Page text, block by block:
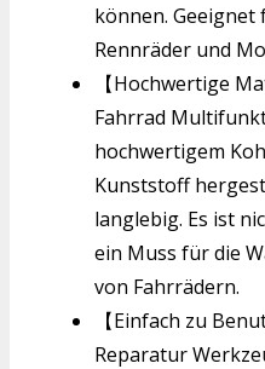
können.
Rennräder und
【Hochwertige
Fahrrad
hochwertigem
Kunststoff
langlebig. Es ist
ein Muss für die
von Fahrrädern.
【Einfach zu
Reparatur